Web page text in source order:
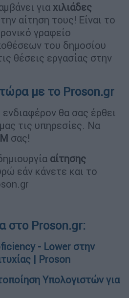
για χιλιάδες
αίτηση τους! Είναι το
γραφείο
του δημοσίου
θέσεις εργασίας στην
με το Proson.gr
θα σας έρθει
τις υπηρεσίες. Να
σας!
αίτησης
εάν κάνετε και το
στο Proson.gr:
- Lower στην
| Proson
Υπολογιστών για